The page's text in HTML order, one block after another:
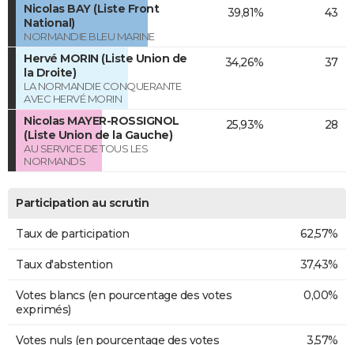
Nicolas BAY (Liste Front
National)
NORMANDIE BLEU MARINE
39,81% 43
Hervé MORIN (Liste Union de
la Droite)
LA NORMANDIE CONQUERANTE
AVEC HERVÉ MORIN
34,26% 37
Nicolas MAYER-ROSSIGNOL
(Liste Union de la Gauche)
AU SERVICE DE TOUS LES
NORMANDS
25,93% 28
Participation au scrutin
Taux de participation 62,57%
Taux d'abstention 37,43%
Votes blancs (en pourcentage des votes
exprimés)
0,00%
Votes nuls (en pourcentage des votes
3,57%